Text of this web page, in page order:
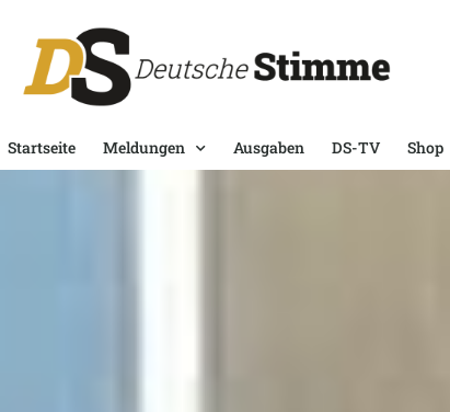
Startseite Meldungen Ausgaben DS-TV Shop